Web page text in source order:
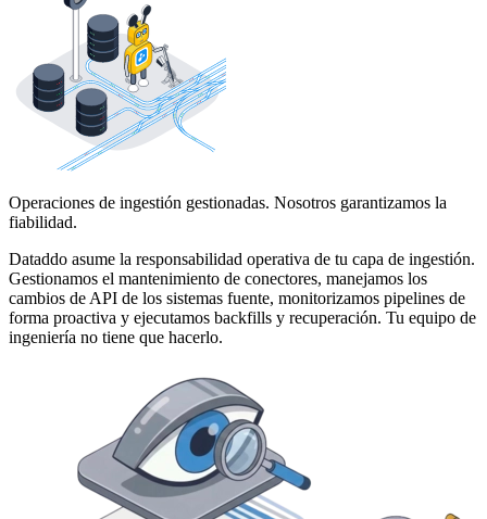
Operaciones de ingestión gestionadas. Nosotros garantizamos la
fiabilidad.
Dataddo asume la responsabilidad operativa de tu capa de ingestión.
Gestionamos el mantenimiento de conectores, manejamos los
cambios de API de los sistemas fuente, monitorizamos pipelines de
forma proactiva y ejecutamos backfills y recuperación. Tu equipo de
ingeniería no tiene que hacerlo.